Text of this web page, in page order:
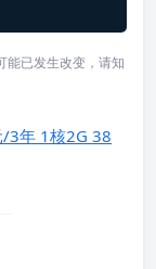
能已发生改变，请知
3年 1核2G 38